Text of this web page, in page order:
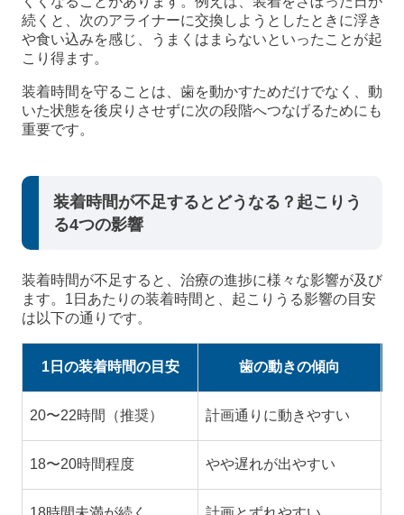
続くと、次のアライナーに交換しようとしたときに浮き
や食い込みを感じ、うまくはまらないといったことが起
こり得ます。
装着時間を守ることは、歯を動かすためだけでなく、動
いた状態を後戻りさせずに次の段階へつなげるためにも
重要です。
装着時間が不足するとどうなる？起こりう
る4つの影響
装着時間が不足すると、治療の進捗に様々な影響が及び
ます。1日あたりの装着時間と、起こりうる影響の目安
は以下の通りです。
1日の装着時間の目安 歯の動きの傾向
20〜22時間（推奨） 計画通りに動きやすい
18〜20時間程度 やや遅れが出やすい